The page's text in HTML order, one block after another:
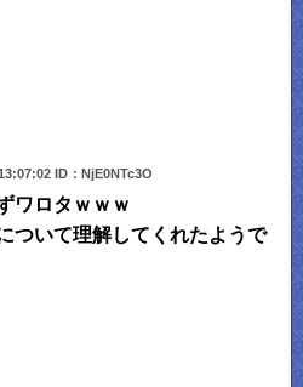
ID：NjE0NTc3O
ワロタｗｗｗ
ついて理解してくれたようで